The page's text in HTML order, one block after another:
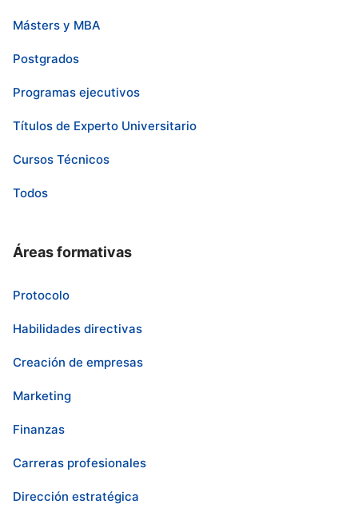
Másters y MBA
Postgrados
Programas ejecutivos
Títulos de Experto Universitario
Cursos Técnicos
Todos
Áreas formativas
Protocolo
Habilidades directivas
Creación de empresas
Marketing
Finanzas
Carreras profesionales
Dirección estratégica